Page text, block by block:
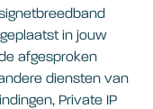
in jouw
afgesproken
diensten van
Private IP